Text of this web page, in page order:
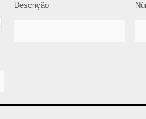
Descrição